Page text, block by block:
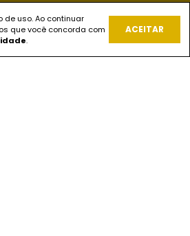
SOCIAIS
de uso. Ao continuar
que você concorda com
.
ACEITAR